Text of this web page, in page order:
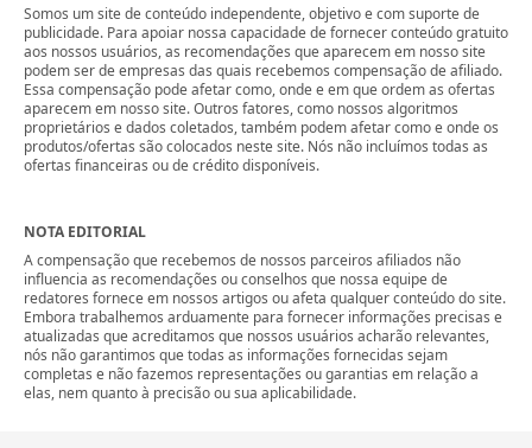
Somos um site de conteúdo independente, objetivo e com suporte de
publicidade. Para apoiar nossa capacidade de fornecer conteúdo gratuito
aos nossos usuários, as recomendações que aparecem em nosso site
podem ser de empresas das quais recebemos compensação de afiliado.
Essa compensação pode afetar como, onde e em que ordem as ofertas
aparecem em nosso site. Outros fatores, como nossos algoritmos
proprietários e dados coletados, também podem afetar como e onde os
produtos/ofertas são colocados neste site. Nós não incluímos todas as
ofertas financeiras ou de crédito disponíveis.
NOTA EDITORIAL
A compensação que recebemos de nossos parceiros afiliados não
influencia as recomendações ou conselhos que nossa equipe de
redatores fornece em nossos artigos ou afeta qualquer conteúdo do site.
Embora trabalhemos arduamente para fornecer informações precisas e
atualizadas que acreditamos que nossos usuários acharão relevantes,
nós não garantimos que todas as informações fornecidas sejam
completas e não fazemos representações ou garantias em relação a
elas, nem quanto à precisão ou sua aplicabilidade.